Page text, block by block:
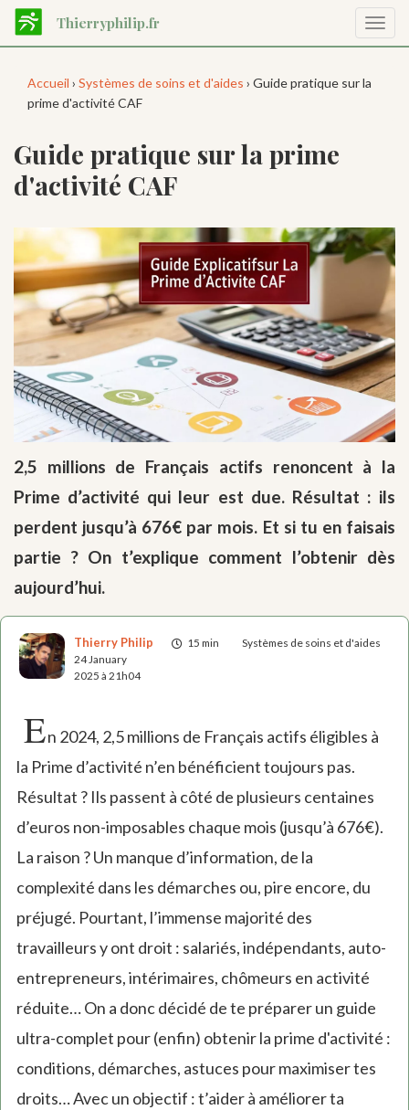
Aller
contenu
Thierryphilip.fr
la
Accueil › Systèmes de soins et d'aides › Guide pratique sur la
prime d'activité CAF
Guide pratique sur la prime
d'activité CAF
2,5 millions de Français actifs renoncent à la
Prime d’activité qui leur est due. Résultat : ils
perdent jusqu’à 676€ par mois. Et si tu en faisais
partie ? On t’explique comment l’obtenir dès
aujourd’hui.
15 min Systèmes de soins et d'aides
Thierry Philip
24 January
2025 à 21h04
En 2024, 2,5 millions de Français actifs éligibles à
la Prime d’activité n’en bénéficient toujours pas.
Résultat ? Ils passent à côté de plusieurs centaines
d’euros non-imposables chaque mois (jusqu’à 676€).
La raison ? Un manque d’information, de la
complexité dans les démarches ou, pire encore, du
préjugé. Pourtant, l’immense majorité des
travailleurs y ont droit : salariés, indépendants, auto-
entrepreneurs, intérimaires, chômeurs en activité
réduite… On a donc décidé de te préparer un guide
ultra-complet pour (enfin) obtenir la prime d'activité :
conditions, démarches, astuces pour maximiser tes
droits… Avec un objectif : t’aider à améliorer ta